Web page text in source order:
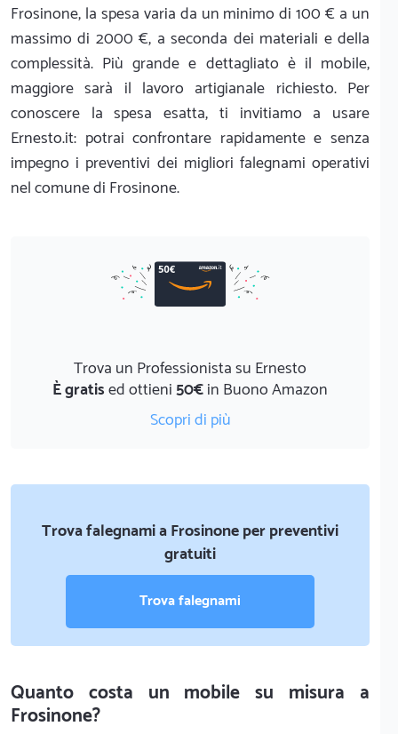
Frosinone, la spesa varia da un minimo di 100 € a un
massimo di 2000 €, a seconda dei materiali e della
complessità. Più grande e dettagliato è il mobile,
maggiore sarà il lavoro artigianale richiesto. Per
conoscere la spesa esatta, ti invitiamo a usare
Ernesto.it: potrai confrontare rapidamente e senza
impegno i preventivi dei migliori falegnami operativi
nel comune di Frosinone.
Trova un Professionista su Ernesto
È gratised ottieni50€in Buono Amazon
Scopri di più
Trova falegnami a Frosinone per preventivi
gratuiti
Trova falegnami
Quanto costa un mobile su misura a
Frosinone?